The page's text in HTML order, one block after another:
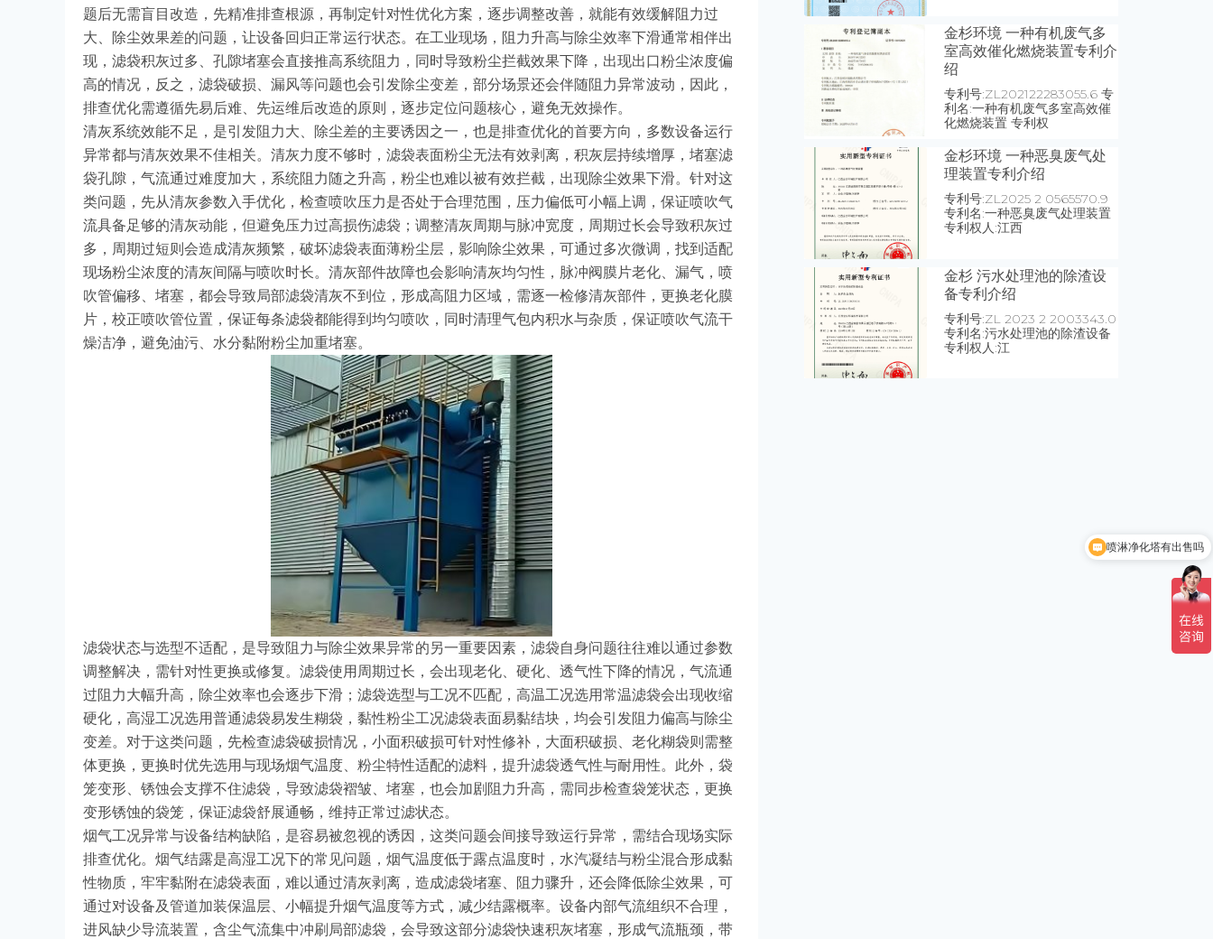
题后无需盲目改造，先精准排查根源，再制定针对性优化方案，逐步调整改善，就能有效缓解阻力过
大、除尘效果差的问题，让设备回归正常运行状态。在工业现场，阻力升高与除尘效率下滑通常相伴出
现，滤袋积灰过多、孔隙堵塞会直接推高系统阻力，同时导致粉尘拦截效果下降，出现出口粉尘浓度偏
高的情况，反之，滤袋破损、漏风等问题也会引发除尘变差，部分场景还会伴随阻力异常波动，因此，
排查优化需遵循先易后难、先运维后改造的原则，逐步定位问题核心，避免无效操作。
清灰系统效能不足，是引发阻力大、除尘差的主要诱因之一，也是排查优化的首要方向，多数设备运行
异常都与清灰效果不佳相关。清灰力度不够时，滤袋表面粉尘无法有效剥离，积灰层持续增厚，堵塞滤
袋孔隙，气流通过难度加大，系统阻力随之升高，粉尘也难以被有效拦截，出现除尘效果下滑。针对这
类问题，先从清灰参数入手优化，检查喷吹压力是否处于合理范围，压力偏低可小幅上调，保证喷吹气
流具备足够的清灰动能，但避免压力过高损伤滤袋；调整清灰周期与脉冲宽度，周期过长会导致积灰过
多，周期过短则会造成清灰频繁，破坏滤袋表面薄粉尘层，影响除尘效果，可通过多次微调，找到适配
现场粉尘浓度的清灰间隔与喷吹时长。清灰部件故障也会影响清灰均匀性，脉冲阀膜片老化、漏气，喷
吹管偏移、堵塞，都会导致局部滤袋清灰不到位，形成高阻力区域，需逐一检修清灰部件，更换老化膜
片，校正喷吹管位置，保证每条滤袋都能得到均匀喷吹，同时清理气包内积水与杂质，保证喷吹气流干
燥洁净，避免油污、水分黏附粉尘加重堵塞。
滤袋状态与选型不适配，是导致阻力与除尘效果异常的另一重要因素，滤袋自身问题往往难以通过参数
调整解决，需针对性更换或修复。滤袋使用周期过长，会出现老化、硬化、透气性下降的情况，气流通
过阻力大幅升高，除尘效率也会逐步下滑；滤袋选型与工况不匹配，高温工况选用常温滤袋会出现收缩
硬化，高湿工况选用普通滤袋易发生糊袋，黏性粉尘工况滤袋表面易黏结块，均会引发阻力偏高与除尘
变差。对于这类问题，先检查滤袋破损情况，小面积破损可针对性修补，大面积破损、老化糊袋则需整
体更换，更换时优先选用与现场烟气温度、粉尘特性适配的滤料，提升滤袋透气性与耐用性。此外，袋
笼变形、锈蚀会支撑不住滤袋，导致滤袋褶皱、堵塞，也会加剧阻力升高，需同步检查袋笼状态，更换
变形锈蚀的袋笼，保证滤袋舒展通畅，维持正常过滤状态。
烟气工况异常与设备结构缺陷，是容易被忽视的诱因，这类问题会间接导致运行异常，需结合现场实际
排查优化。烟气结露是高湿工况下的常见问题，烟气温度低于露点温度时，水汽凝结与粉尘混合形成黏
性物质，牢牢黏附在滤袋表面，难以通过清灰剥离，造成滤袋堵塞、阻力骤升，还会降低除尘效果，可
通过对设备及管道加装保温层、小幅提升烟气温度等方式，减少结露概率。设备内部气流组织不合理，
进风缺少导流装置，含尘气流集中冲刷局部滤袋，会导致这部分滤袋快速积灰堵塞，形成气流瓶颈，带
金杉环境 一种有机废气多
室高效催化燃烧装置专利介
绍
专利号:ZL202122283055.6 专
利名:一种有机废气多室高效催
化燃烧装置 专利权
金杉环境 一种恶臭废气处
理装置专利介绍
专利号:ZL2025 2 0565570.9
专利名:一种恶臭废气处理装置
专利权人:江西
金杉 污水处理池的除渣设
备专利介绍
专利号:ZL 2023 2 2003343.0
专利名:污水处理池的除渣设备
专利权人:江
喷淋净化塔有出售吗